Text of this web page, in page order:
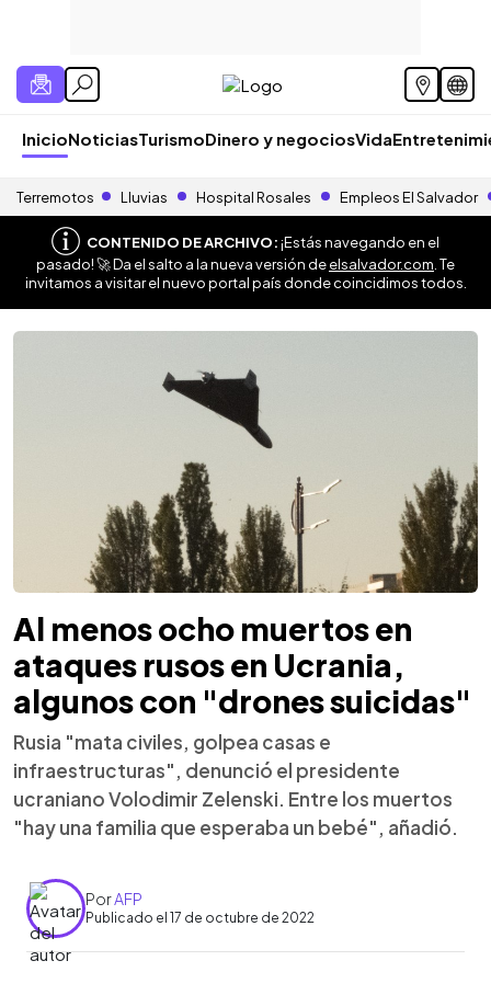
InicioNoticiasTurismoDinero y negociosVida
Terremotos Lluvias Hospital Rosales Empleos El Salvador
CONTENIDO DE ARCHIVO:¡Estás navegando en el
pasado! 🚀 Da el salto a la nueva versión deelsalvador.com . Te
invitamos a visitar el nuevo portal país donde coincidimos todos.
Al menos ocho muertos en
ataques rusos en Ucrania,
algunos con "drones suicidas"
Rusia "mata civiles, golpea casas e
infraestructuras", denunció el presidente
ucraniano Volodimir Zelenski. Entre los muertos
"hay una familia que esperaba un bebé", añadió.
PorAFP
Publicado el 17 de octubre de 2022